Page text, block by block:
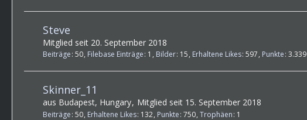
Steve
Mitglied seit 20. September 2018
Beiträge 50 Filebase Einträge 1 Bilder 15 Erhaltene Likes 597 Punkte 3.339
Skinner_11
aus Budapest, Hungary Mitglied seit 15. September 2018
Beiträge 50 Erhaltene Likes 132 Punkte 750 Trophäen 1